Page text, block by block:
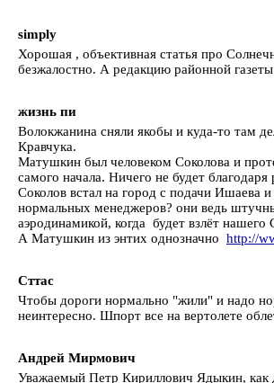
simply
Хорошая , объективная статья про
безжалостно. А редакцию районной
жизнь пи
Волокжанина сняли якобы и куда-то там
Кравчука.
Матушкин был человеком Соколова и
самого начала. Ничего не будет
Соколов встал на город с подачи Ишаева
нормальных менеджеров? они ведь
аэродинамикой, когда будет взлёт
А Матушкин из энтих однозначно http://
Сттас
Чтобы дороги нормально "жили" и надо
неинтересно. Шпорт все на вертолете
Андрей Мирмович
Уважаемый Петр Кириллович Ядыкин, как